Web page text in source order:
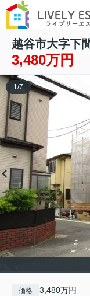
越谷市大字下
3,480万円
1/7
価格 3,480万円